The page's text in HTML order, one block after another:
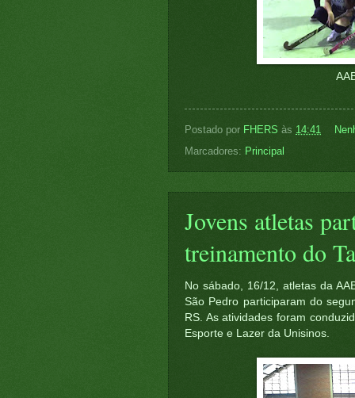
Postado por FHERS às 14:41
Marcadores: Principal
Jovens atletas
treinamento do
No sábado, 16/12, atletas da
São Pedro participaram do
RS. As atividades foram
Esporte e Lazer da Unisinos.